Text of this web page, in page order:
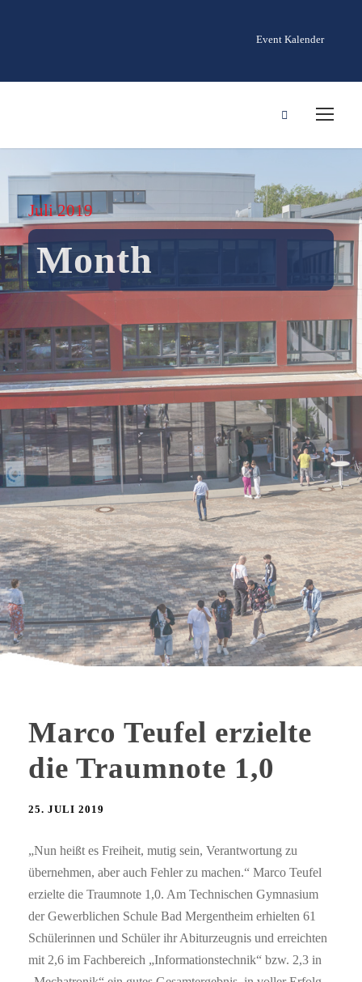
Event Kalender
Juli 2019
Month
Marco Teufel erzielte
die Traumnote 1,0
25. JULI 2019
„Nun heißt es Freiheit, mutig sein, Verantwortung zu
übernehmen, aber auch Fehler zu machen.“ Marco Teufel
erzielte die Traumnote 1,0. Am Technischen Gymnasium
der Gewerblichen Schule Bad Mergentheim erhielten 61
Schülerinnen und Schüler ihr Abiturzeugnis und erreichten
mit 2,6 im Fachbereich „Informationstechnik“ bzw. 2,3 in